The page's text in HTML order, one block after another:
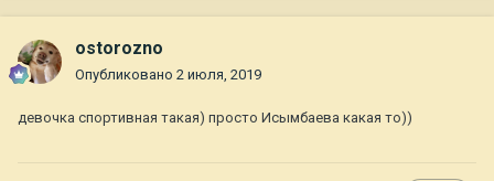
ostorozno
Опубликовано 2 июля, 2019
девочка спортивная такая) просто Исымбаева какая то))